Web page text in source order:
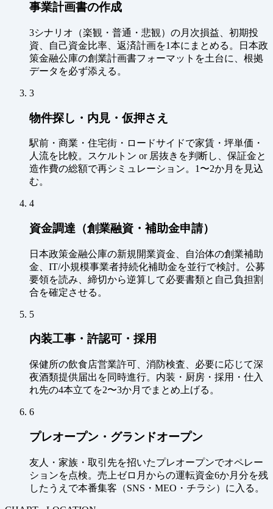
事業計画書の作成
3シナリオ（楽観・普通・悲観）の月次損益、初期投
資、自己資金比率、返済計画を1本にまとめる。日本政
策金融公庫の創業計画書フォーマットを土台に、根拠
データを必ず添える。
3
物件探し・内見・仮押さえ
駅前・商業・住宅街・ロードサイドで家賃・坪単価・
人流を比較。スケルトン or 居抜きを判断し、保証金と
造作費の総額で再シミュレーション。1〜2か月を見込
む。
4
資金調達（創業融資・補助金申請）
日本政策金融公庫の新規開業資金、自治体の創業補助
金、IT/小規模事業者持続化補助金を並行で検討。公募
要領を読み、締切から逆算して必要書類と自己負担割
合を確定させる。
5
内装工事・許認可・採用
保健所の飲食店営業許可、消防検査、必要に応じて深
夜酒類提供届出を同時進行。内装・厨房・採用・仕入
れ先の4本立てを2〜3か月でまとめ上げる。
6
プレオープン・グランドオープン
友人・家族・取引先を招いたプレオープンでオペレー
ションを点検。売上ゼロ月からの運転資金6か月分を残
したうえで本番集客（SNS・MEO・チラシ）に入る。